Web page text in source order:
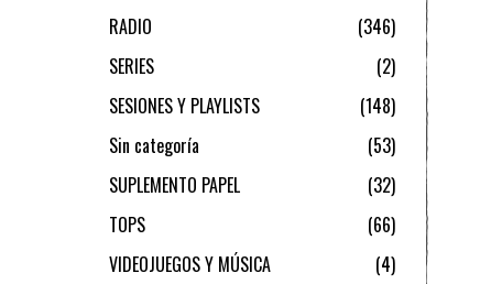
RADIO
346
SERIES
2
SESIONES Y PLAYLISTS
148
Sin categoría
53
SUPLEMENTO PAPEL
32
TOPS
66
VIDEOJUEGOS Y MÚSICA
4